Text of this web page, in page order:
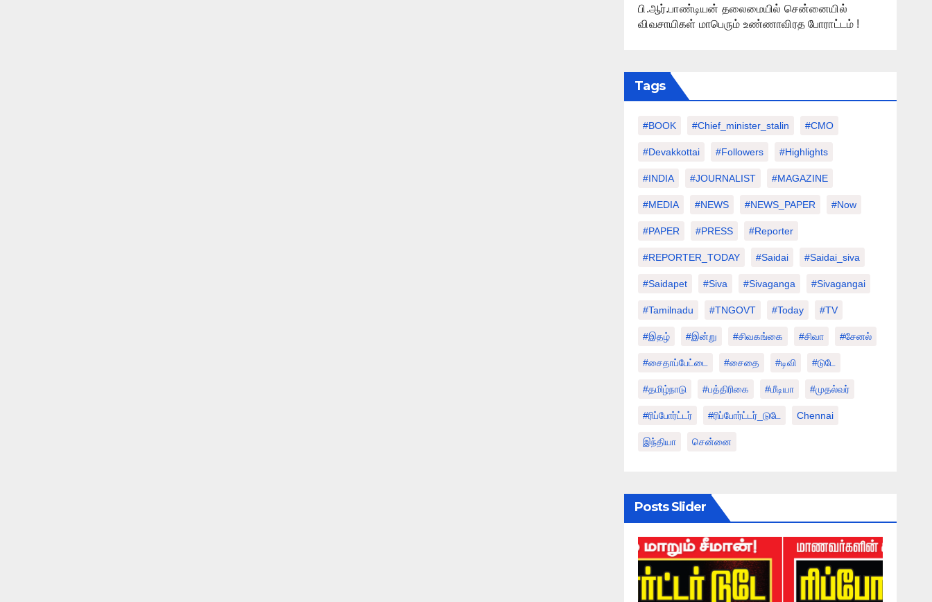
பி.ஆர்.பாண்டியன் தலைமையில் சென்னையில்
விவசாயிகள் மாபெரும் உண்ணாவிரத போராட்டம் !
Tags
#BOOK #chief_minister_stalin #CMO
#devakkottai #followers #highlights
#INDIA #JOURNALIST #MAGAZINE
#MEDIA #NEWS #NEWS_PAPER #Now
#PAPER #PRESS #Reporter
#REPORTER_TODAY #saidai #saidai_siva
#saidapet #Siva #Sivaganga #sivagangai
#tamilnadu #TNGOVT #today #TV
#இதழ் #இன்று #சிவகங்கை #சிவா #சேனல்
#சைதாப்பேட்டை #சைதை #டிவி #டுடே
#தமிழ்நாடு #பத்திரிகை #மீடியா #முதல்வர்
#ரிப்போர்ட்டர் #ரிப்போர்ட்டர்_டுடே Chennai
இந்தியா சென்னை
Posts Slider